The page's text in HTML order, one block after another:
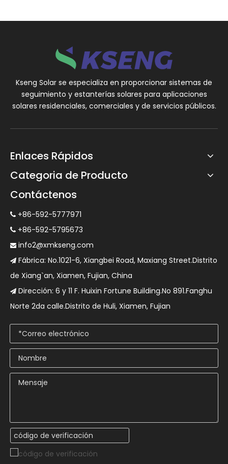
el tiempo.Al ofrecer una solución de montaje estable y
vigas y pilares solares son componentes esenciales para
las instalaciones de paneles solares y ofrecen una
combinación de resistencia, durabilidad y flexibilidad.Su
rendimiento y beneficios los convierten en la opción
preferida para quienes buscan aprovechar el poder de la
energía solar de manera eficiente y sostenible.
Kseng Solar se especializa en proporcionar sistemas de
seguimiento y estanterías solares para aplicaciones
solares residenciales, comerciales y de servicios públicos.
Enlaces Rápidos
Categoria de Producto
Contáctenos
 +86-592-5777971
 +86-592-5795673
 info2@xmkseng.com
 Fábrica: No.1021-6, Xiangbei Road, Maxiang Street.Distrito
de Xiang`an, Xiamen, Fujian, China
 Dirección: 6 y 11 F. Huixin Fortune Building.No 891.Fanghu
Norte 2da calle.Distrito de Huli, Xiamen, Fujian